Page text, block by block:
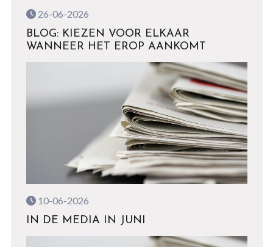
26-06-2026
BLOG: KIEZEN VOOR ELKAAR
WANNEER HET EROP AANKOMT
10-06-2026
IN DE MEDIA IN JUNI